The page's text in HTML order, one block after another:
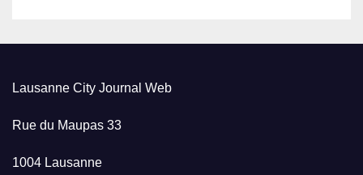
Lausanne City Journal Web
Rue du Maupas 33
1004 Lausanne